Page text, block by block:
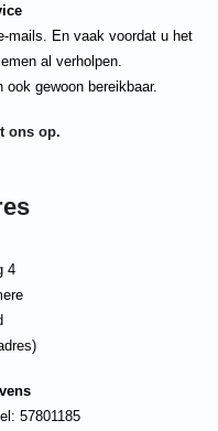
mails. En vaak voordat u het
al verholpen.
gewoon bereikbaar.
ons op.
4
57801185